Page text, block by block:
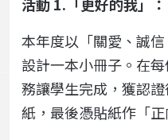
本年度以「關愛、誠
設計一本小冊子。在
務讓學生完成，獲認
紙，最後憑貼紙作「